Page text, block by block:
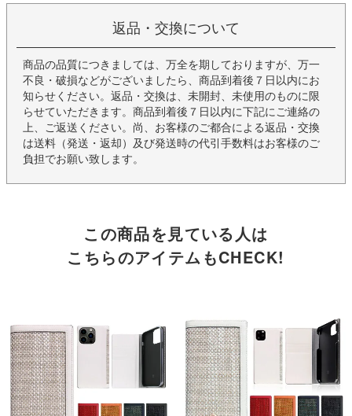
返品・交換について
商品の品質につきましては、万全を期しておりますが、万一
不良・破損などがございましたら、商品到着後７日以内にお
知らせください。返品・交換は、未開封、未使用のものに限
らせていただきます。商品到着後７日以内に下記にご連絡の
上、ご返送ください。尚、お客様のご都合による返品・交換
は送料（発送・返却）及び発送時の代引手数料はお客様のご
負担でお願い致します。
この商品を見ている人は
こちらのアイテムもCHECK!